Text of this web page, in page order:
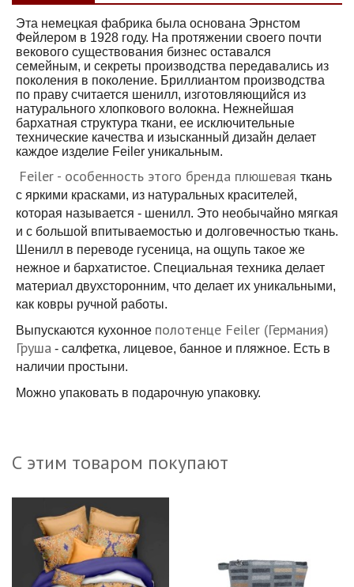
Эта немецкая фабрика была основана Эрнстом
Фейлером в 1928 году. На протяжении своего почти
векового существования бизнес оставался
семейным, и секреты производства передавались из
поколения в поколение. Бриллиантом производства
по праву считается шенилл, изготовляющийся из
натурального хлопкового волокна. Нежнейшая
бархатная структура ткани, ее исключительные
технические качества и изысканный дизайн делает
каждое изделие Feiler уникальным.
Feiler - особенность этого бренда плюшевая ткань
с яркими красками, из натуральных красителей,
которая называется - шенилл. Это необычайно мягкая
и с большой впитываемостью и долговечностью ткань.
Шенилл в переводе гусеница, на ощупь такое же
нежное и бархатистое. Специальная техника делает
материал двухсторонним, что делает их уникальными,
как ковры ручной работы.
Выпускаются кухонное полотенце Feiler (Германия)
Груша - салфетка, лицевое, банное и пляжное. Есть в
наличии простыни.
Можно упаковать в подарочную упаковку.
С этим товаром покупают